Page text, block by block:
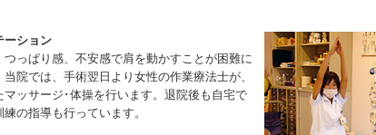
ーション
っぱり感、不安感で肩を動かすことが困難に
院では、手術翌日より女性の作業療法士が、
ッサージ･体操を行います。退院後も自宅で
の指導も行っています。